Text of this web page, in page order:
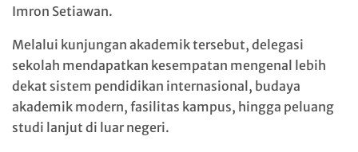
Imron Setiawan.
Melalui kunjungan akademik tersebut, delegasi
sekolah mendapatkan kesempatan mengenal lebih
dekat sistem pendidikan internasional, budaya
akademik modern, fasilitas kampus, hingga peluang
studi lanjut di luar negeri.